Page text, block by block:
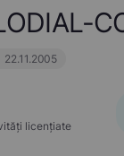
22.11.2005
licențiate